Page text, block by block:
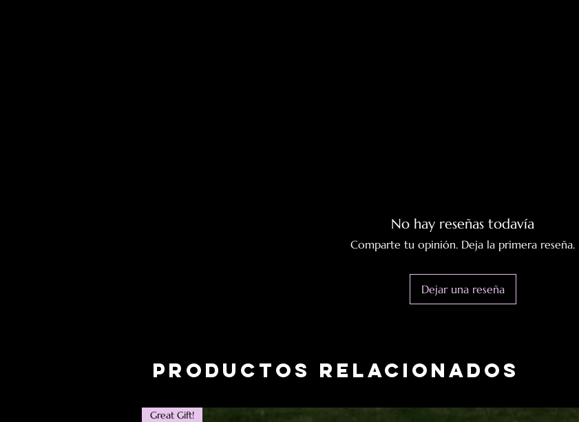
No hay reseñas todavía
Comparte tu opinión. Deja la primera reseña.
Dejar una reseña
Productos relacionados
Great Gift!